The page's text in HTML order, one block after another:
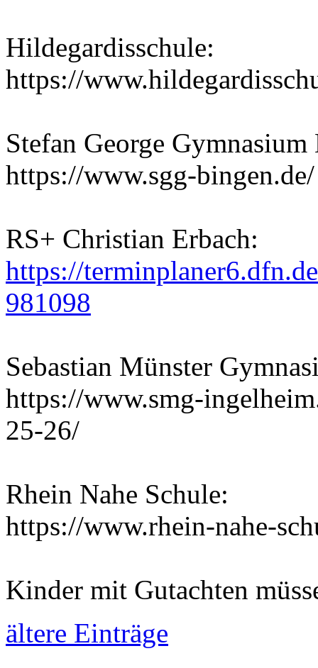
Hildegardisschule:
https://
Stefan George
https://www.sgg-bingen.de/
RS+ Christian Erbach:
https://
981098
Sebastian Münster
https://www.smg-
25-26/
Rhein Nahe Schule:
https://www.rhein-nahe-
Kinder mit Gutachten
ältere Einträge